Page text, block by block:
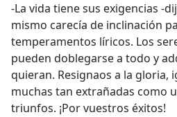
-La vida tiene sus exigencias -
mismo carecía de inclinación
temperamentos líricos. Los
pueden doblegarse a todo y
quieran. Resignaos a la gloria,
muchas tan extrañadas como
triunfos. ¡Por vuestros éxitos!